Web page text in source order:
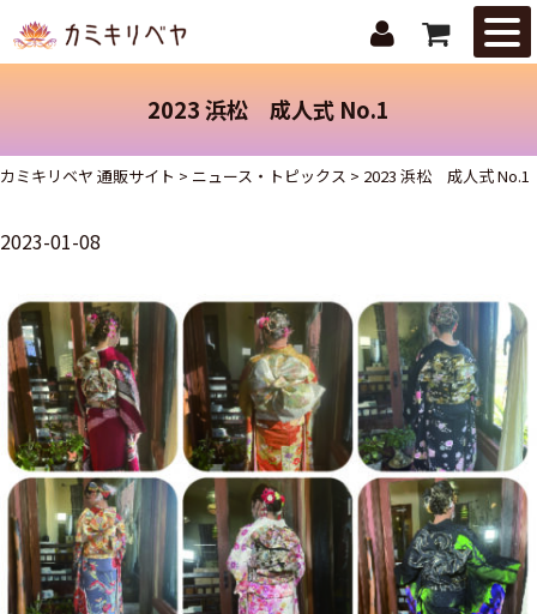
はじめての
トピックス
ド
お問合せ
2023 浜松 成人式 No.1
カミキリベヤ 通販サイト > ニュース・トピックス > 2023 浜松 成人式 No.1
2023-01-08